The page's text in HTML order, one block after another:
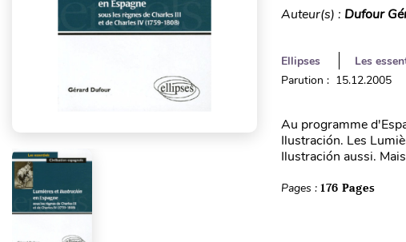
Auteur(s) : Dufour
Ellipses
Les
Parution : 15.12.2005
Au programme
Ilustración. Les
Ilustración aussi.
Pages : 176 Pages